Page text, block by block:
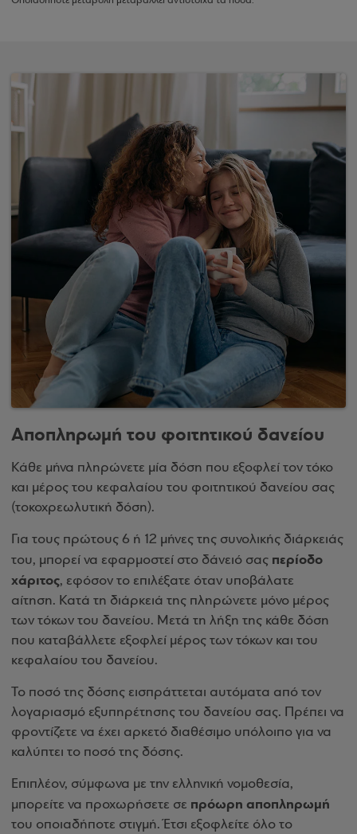
Αποπληρωμή του φοιτητικού δανείου
Κάθε μήνα πληρώνετε μία δόση που εξοφλεί τον τόκο
και μέρος του κεφαλαίου του φοιτητικού δανείου σας
(τοκοχρεωλυτική δόση).
Για τους πρώτους 6 ή 12 μήνες της συνολικής διάρκειάς
του, μπορεί να εφαρμοστεί στο δάνειό σας περίοδο
χάριτος, εφόσον το επιλέξατε όταν υποβάλατε
αίτηση. Κατά τη διάρκειά της πληρώνετε μόνο μέρος
των τόκων του δανείου. Μετά τη λήξη της κάθε δόση
που καταβάλλετε εξοφλεί μέρος των τόκων και του
κεφαλαίου του δανείου.
Το ποσό της δόσης εισπράττεται αυτόματα από τον
λογαριασμό εξυπηρέτησης του δανείου σας. Πρέπει να
φροντίζετε να έχει αρκετό διαθέσιμο υπόλοιπο για να
καλύπτει το ποσό της δόσης.
Επιπλέον, σύμφωνα με την ελληνική νομοθεσία,
μπορείτε να προχωρήσετε σε πρόωρη αποπληρωμή
του οποιαδήποτε στιγμή. Έτσι εξοφλείτε όλο το